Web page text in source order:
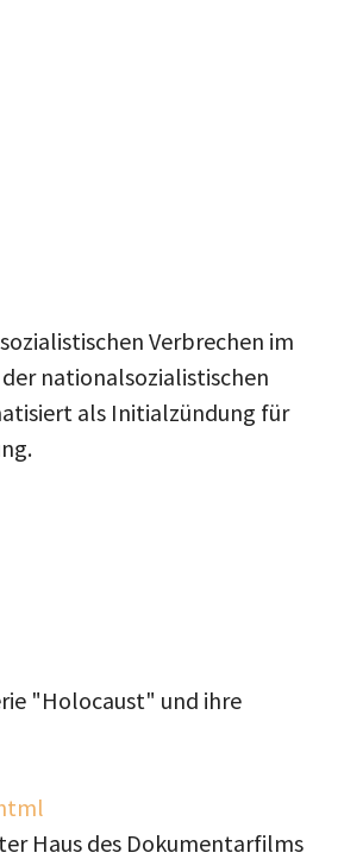
Verbrechen im
nationalsozialistischen
als Initialzündung für
"Holocaust" und ihre
Haus des Dokumentarfilms